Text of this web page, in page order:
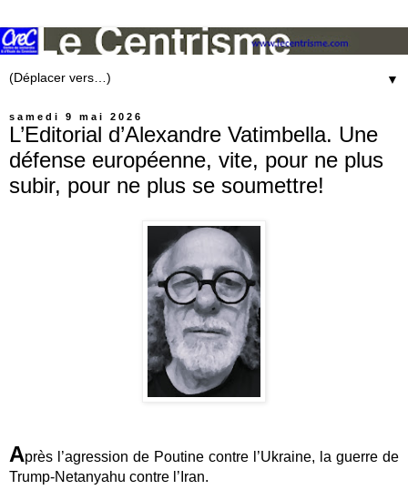
▼
samedi 9 mai 2026
L’Editorial d’Alexandre Vatimbella. Une
défense européenne, vite, pour ne plus
subir, pour ne plus se soumettre!
Après l’agression de Poutine contre l’Ukraine, la guerre de
Trump-Netanyahu contre l’Iran.